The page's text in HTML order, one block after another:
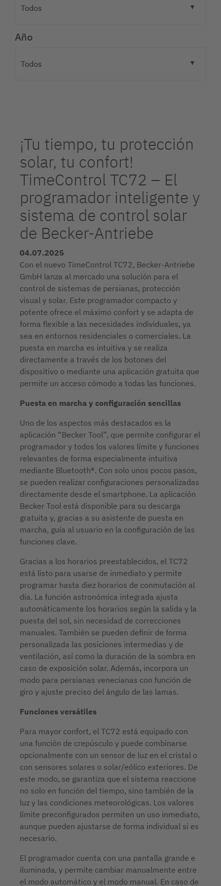
Año
¡Tu tiempo, tu protección
solar, tu confort!
TimeControl TC72 – El
programador inteligente y
sistema de control solar
de Becker-Antriebe
04.07.2025
Con el nuevo TimeControl TC72, Becker-Antriebe
GmbH lanza al mercado una solución para el
control de sistemas de persianas, protección
visual y solar. Este programador compacto y
potente ofrece el máximo confort y se adapta de
forma flexible a las necesidades individuales, ya
sea en entornos residenciales o comerciales. La
puesta en marcha es intuitiva y se realiza
directamente a través de los botones del
dispositivo o mediante una aplicación gratuita que
permite un acceso cómodo a todas las funciones.
Puesta en marcha y configuración sencillas
Uno de los aspectos más destacados es la
aplicación “Becker Tool”, que permite configurar el
programador y todos los valores límite y funciones
relevantes de forma especialmente intuitiva
mediante Bluetooth®. Con solo unos pocos pasos,
se pueden realizar configuraciones personalizadas
directamente desde el smartphone. La aplicación
Becker Tool está disponible para su descarga
gratuita y, gracias a su asistente de puesta en
marcha, guía al usuario en la configuración de las
funciones clave.
Gracias a los horarios preestablecidos, el TC72
está listo para usarse de inmediato y permite
programar hasta diez horarios de conmutación al
día. La función astronómica integrada ajusta
automáticamente los horarios según la salida y la
puesta del sol, sin necesidad de correcciones
manuales. También se pueden definir de forma
personalizada las posiciones intermedias y de
ventilación, así como la duración de la sombra en
caso de exposición solar. Además, incorpora un
modo para persianas venecianas con función de
giro y ajuste preciso del ángulo de las lamas.
Funciones versátiles
Para mayor confort, el TC72 está equipado con
una función de crepúsculo y puede combinarse
opcionalmente con un sensor de luz en el cristal o
con sensores solares o solar/eólico exteriores. De
este modo, se garantiza que el sistema reaccione
no solo en función del tiempo, sino también de la
luz y las condiciones meteorológicas. Los valores
límite preconfigurados permiten un uso inmediato,
aunque pueden ajustarse de forma individual si es
necesario.
El programador cuenta con una pantalla grande e
iluminada, y permite cambiar manualmente entre
el modo automático y el modo manual. En caso de